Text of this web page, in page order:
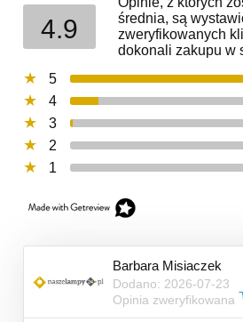
4.9
średnia, są
zweryfikowanych
dokonali zakupu w
5
4
3
2
1
Barbara Misiaczek
Dodano: 2026-07-23
Opinia zweryfikowana